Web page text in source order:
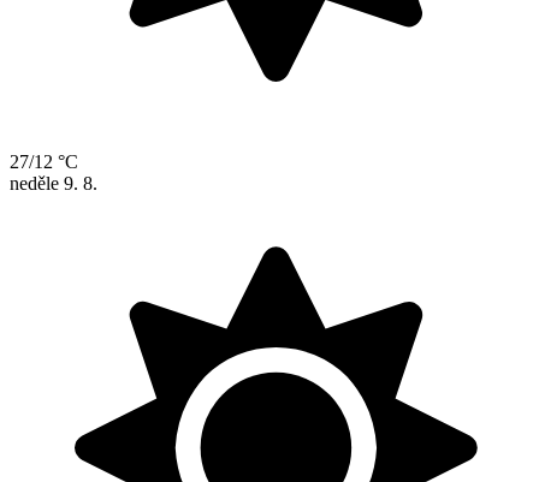
27/12 °C
neděle 9. 8.